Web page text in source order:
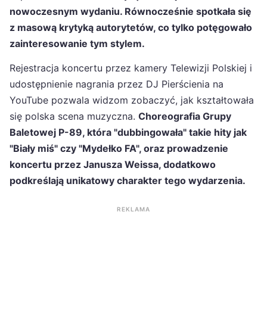
nowoczesnym wydaniu. Równocześnie spotkała się
z masową krytyką autorytetów, co tylko potęgowało
zainteresowanie tym stylem.
Rejestracja koncertu przez kamery Telewizji Polskiej i
udostępnienie nagrania przez DJ Pierścienia na
YouTube pozwala widzom zobaczyć, jak kształtowała
się polska scena muzyczna. Choreografia Grupy
Baletowej P-89, która "dubbingowała" takie hity jak
"Biały miś" czy "Mydełko FA", oraz prowadzenie
koncertu przez Janusza Weissa, dodatkowo
podkreślają unikatowy charakter tego wydarzenia.
REKLAMA